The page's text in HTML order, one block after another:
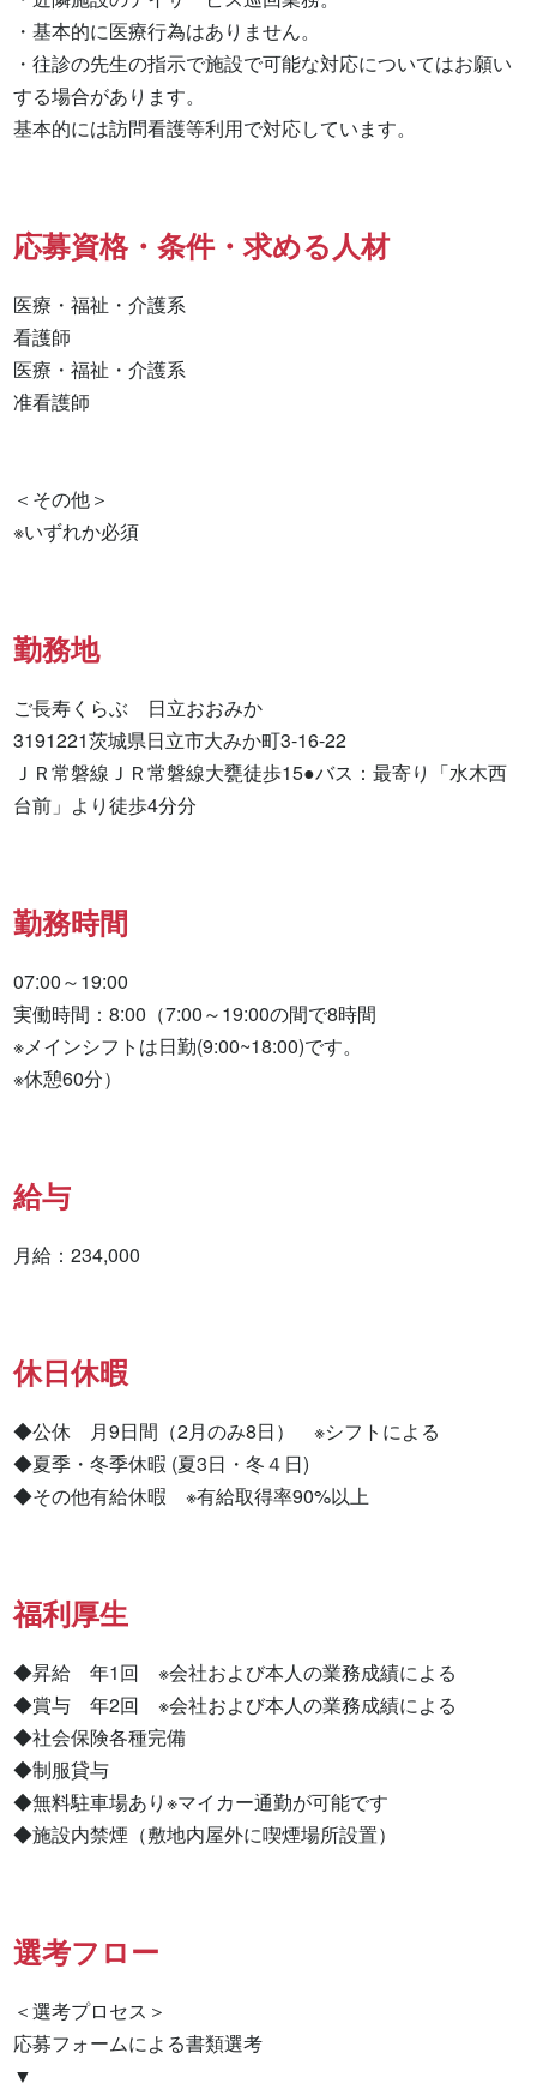
・基本的に医療行為はありません。
・往診の先生の指示で施設で可能な対応についてはお願い
する場合があります。
基本的には訪問看護等利用で対応しています。
応募資格・条件・求める人材
医療・福祉・介護系
看護師
医療・福祉・介護系
准看護師
＜その他＞
※いずれか必須
勤務地
ご長寿くらぶ　日立おおみか
3191221茨城県日立市大みか町3-16-22
ＪＲ常磐線ＪＲ常磐線大甕徒歩15●バス：最寄り「水木西
台前」より徒歩4分分
勤務時間
07:00～19:00
実働時間：8:00（7:00～19:00の間で8時間
※メインシフトは日勤(9:00~18:00)です。
※休憩60分）
給与
月給：234,000
休日休暇
◆公休　月9日間（2月のみ8日）　※シフトによる
◆夏季・冬季休暇 (夏3日・冬４日)
◆その他有給休暇　※有給取得率90%以上
福利厚生
◆昇給　年1回　※会社および本人の業務成績による
◆賞与　年2回　※会社および本人の業務成績による
◆社会保険各種完備
◆制服貸与
◆無料駐車場あり※マイカー通勤が可能です
◆施設内禁煙（敷地内屋外に喫煙場所設置）
選考フロー
＜選考プロセス＞
応募フォームによる書類選考
▼